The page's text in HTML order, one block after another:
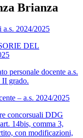
Brianza
2024/2025
DEL
personale docente a.s.
II grado.
– a.s. 2024/2025
concorsuali DDG
14bis, comma 3,
con modificazioni,